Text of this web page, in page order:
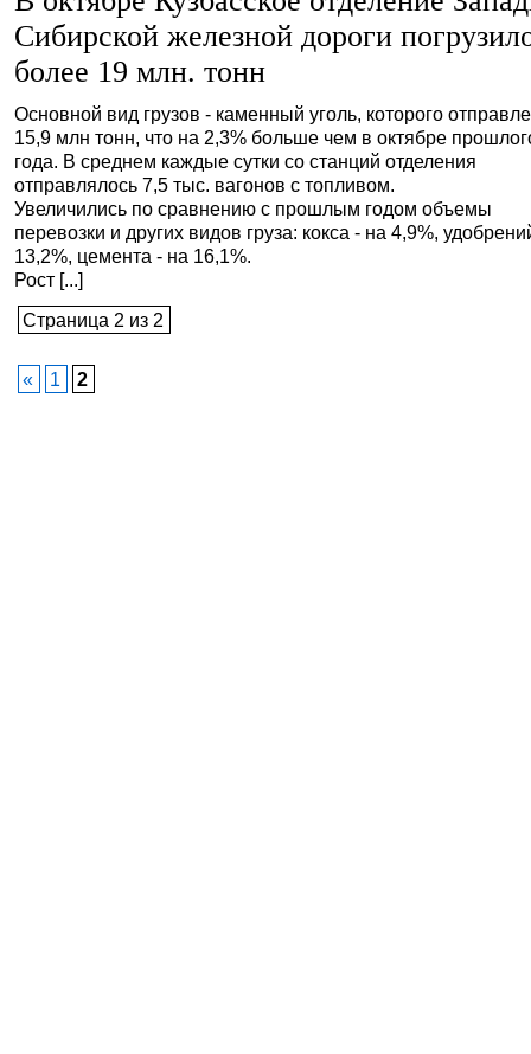
Сибирской железной дороги
более 19 млн. тонн
Основной вид грузов - каменный уголь, которого
15,9 млн тонн, что на 2,3% больше чем в октябре
года. В среднем каждые сутки со станций отделения
отправлялось 7,5 тыс. вагонов с топливом.
Увеличились по сравнению с прошлым годом объемы
перевозки и других видов груза: кокса - на 4,9%,
13,2%, цемента - на 16,1%.
Рост [...]
Страница 2 из 2
« 1 2